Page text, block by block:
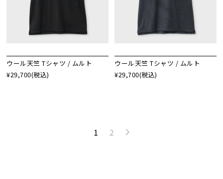
ウール天竺 Tシャツ / ムルト
¥29,700(税込)
ウール天竺 Tシャツ / ムルト
¥29,700(税込)
1 2